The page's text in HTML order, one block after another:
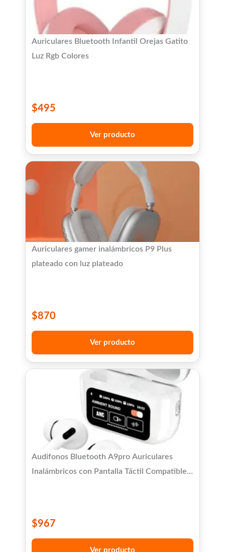
Auriculares Bluetooth Infantil Orejas Gatito
Luz Rgb Colores
$495
Ver producto
Auriculares gamer inalámbricos P9 Plus
plateado con luz plateado
$870
Ver producto
Audifonos Bluetooth A9pro Auriculares
Inalámbricos con Pantalla Táctil Compatible
$967
Ver producto